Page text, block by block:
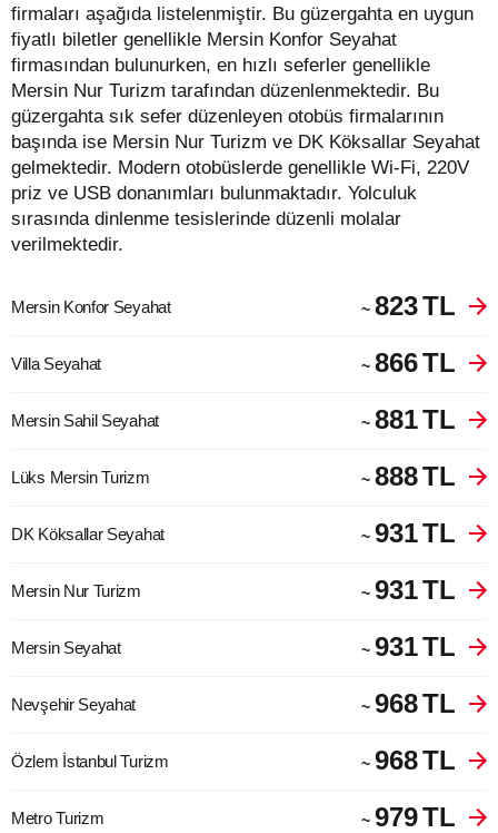
firmaları aşağıda listelenmiştir. Bu güzergahta en uygun
fiyatlı biletler genellikle Mersin Konfor Seyahat
firmasından bulunurken, en hızlı seferler genellikle
Mersin Nur Turizm tarafından düzenlenmektedir. Bu
güzergahta sık sefer düzenleyen otobüs firmalarının
başında ise Mersin Nur Turizm ve DK Köksallar Seyahat
gelmektedir. Modern otobüslerde genellikle Wi-Fi, 220V
priz ve USB donanımları bulunmaktadır. Yolculuk
sırasında dinlenme tesislerinde düzenli molalar
verilmektedir.
Mersin Konfor Seyahat ~ 823TL
Villa Seyahat ~ 866TL
Mersin Sahil Seyahat ~ 881TL
Lüks Mersin Turizm ~ 888TL
DK Köksallar Seyahat ~ 931TL
Mersin Nur Turizm ~ 931TL
Mersin Seyahat ~ 931TL
Nevşehir Seyahat ~ 968TL
Özlem İstanbul Turizm ~ 968TL
Metro Turizm ~ 979TL